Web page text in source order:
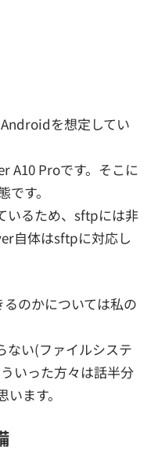
を想定してい
A10 Proです。そこに
す。
いるため、sftpには非
自体はsftpに対応し
のかについては私の
ない(ファイルシステ
いった方々は話半分
ます。